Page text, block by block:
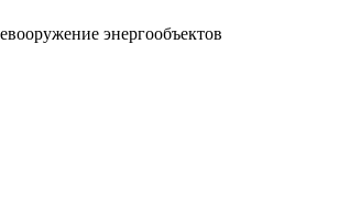
энергообъектов